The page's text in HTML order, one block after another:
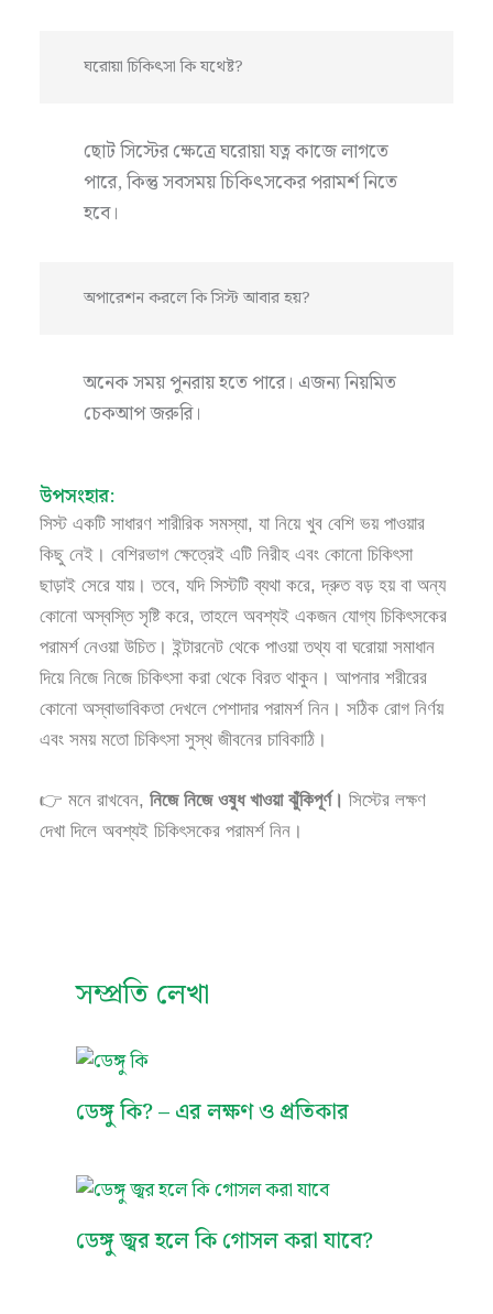
ঘরোয়া চিকিৎসা কি যথেষ্ট?
ছোট সিস্টের ক্ষেত্রে ঘরোয়া যত্ন কাজে লাগতে
পারে, কিন্তু সবসময় চিকিৎসকের পরামর্শ নিতে
হবে।
অপারেশন করলে কি সিস্ট আবার হয়?
অনেক সময় পুনরায় হতে পারে। এজন্য নিয়মিত
চেকআপ জরুরি।
উপসংহার:
সিস্ট একটি সাধারণ শারীরিক সমস্যা, যা নিয়ে খুব বেশি ভয় পাওয়ার
কিছু নেই। বেশিরভাগ ক্ষেত্রেই এটি নিরীহ এবং কোনো চিকিৎসা
ছাড়াই সেরে যায়। তবে, যদি সিস্টটি ব্যথা করে, দ্রুত বড় হয় বা অন্য
কোনো অস্বস্তি সৃষ্টি করে, তাহলে অবশ্যই একজন যোগ্য চিকিৎসকের
পরামর্শ নেওয়া উচিত। ইন্টারনেট থেকে পাওয়া তথ্য বা ঘরোয়া সমাধান
দিয়ে নিজে নিজে চিকিৎসা করা থেকে বিরত থাকুন। আপনার শরীরের
কোনো অস্বাভাবিকতা দেখলে পেশাদার পরামর্শ নিন। সঠিক রোগ নির্ণয়
এবং সময় মতো চিকিৎসা সুস্থ জীবনের চাবিকাঠি।
👉 মনে রাখবেন,নিজে নিজে ওষুধ খাওয়া ঝুঁকিপূর্ণ। সিস্টের লক্ষণ
দেখা দিলে অবশ্যই চিকিৎসকের পরামর্শ নিন।
সম্প্রতি লেখা
ডেঙ্গু কি? – এর লক্ষণ ও প্রতিকার
ডেঙ্গু জ্বর হলে কি গোসল করা যাবে?